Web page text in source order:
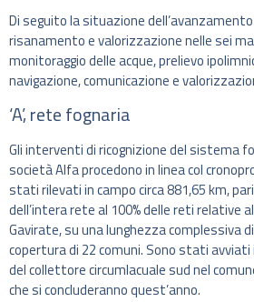
Di seguito la situazione
risanamento e valorizzazione nelle sei
monitoraggio delle acque, prelievo
navigazione, comunicazione e
‘A’, rete fognaria
Gli interventi di ricognizione del sistema
società Alfa procedono in linea col
stati rilevati in campo circa 881,65 km,
dell’intera rete al 100% delle reti relative
Gavirate, su una lunghezza complessiva
copertura di 22 comuni. Sono stati
del collettore circumlacuale sud nel
che si concluderanno quest’anno.